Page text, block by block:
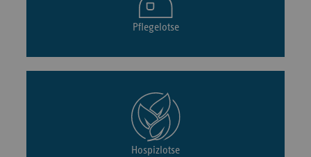
Pflegelotse
Hospizlotse